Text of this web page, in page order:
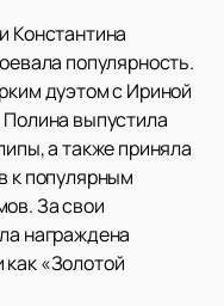
Константина
популярность.
дуэтом с Ириной
выпустила
а также приняла
к популярным
За свои
награждена
«Золотой